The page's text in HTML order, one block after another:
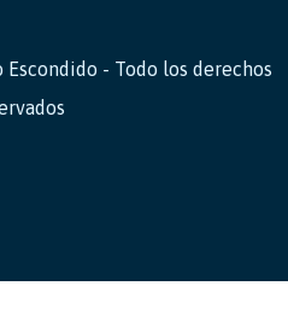
- Todo los derechos